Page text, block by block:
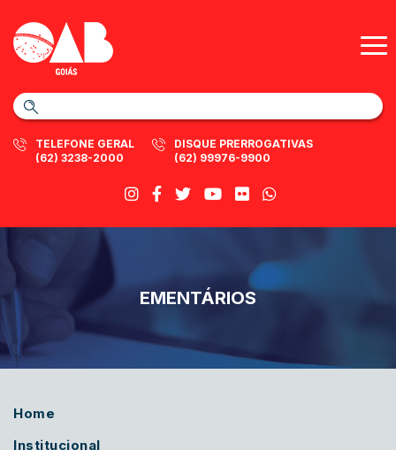
TELEFONE GERAL
(62) 3238-2000
DISQUE PRERROGATIVAS
(62) 99976-9900
EMENTÁRIOS
Home
Institucional